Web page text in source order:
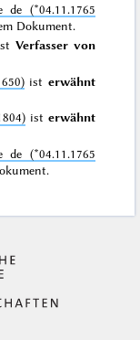
(*04.11.1765
Dokument.
Verfasser von
ist erwähnt
ist erwähnt
(*04.11.1765